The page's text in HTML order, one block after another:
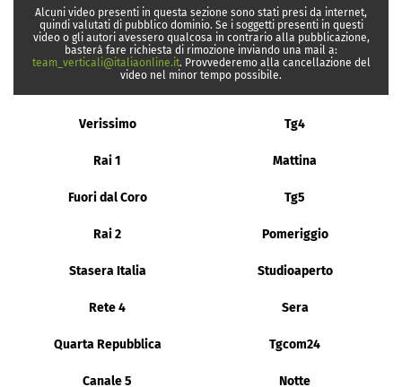
Alcuni video presenti in questa sezione sono stati presi da internet,
quindi valutati di pubblico dominio. Se i soggetti presenti in questi
video o gli autori avessero qualcosa in contrario alla pubblicazione,
basterà fare richiesta di rimozione inviando una mail a:
team_verticali@italiaonline.it. Provvederemo alla cancellazione del
video nel minor tempo possibile.
Verissimo Tg4
Rai 1 Mattina
Fuori dal Coro Tg5
Rai 2 Pomeriggio
Stasera Italia Studioaperto
Rete 4 Sera
Quarta Repubblica Tgcom24
Canale 5 Notte